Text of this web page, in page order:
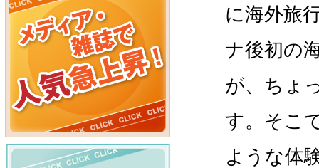
に海外旅
ナ後初の
が、ちょ
す。そこ
ような体